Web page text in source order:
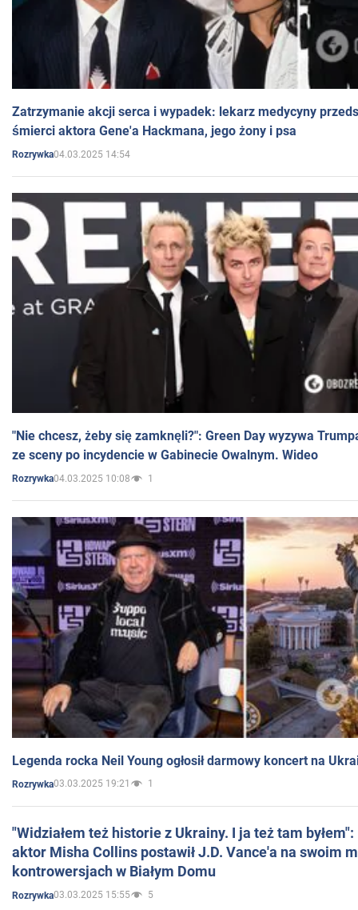
Zatrzymanie akcji serca i wypadek: lekarz medycyny
śmierci aktora Gene'a Hackmana, jego żony i psa
Rozrywka04.03.2025 14:54
"Nie chcesz, żeby się zamknęli?": Green Day wyzywa
ze sceny po incydencie w Gabinecie Owalnym. Wideo
Rozrywka04.03.2025 10:08 1
Legenda rocka Neil Young ogłosił darmowy koncert na
Rozrywka03.03.2025 19:21 1
"Widziałem też historie z Ukrainy. I ja też tam
aktor Misha Collins postawił J.D. Vance'a na swoim
kontrowersjach w Białym Domu
Rozrywka03.03.2025 15:55 5